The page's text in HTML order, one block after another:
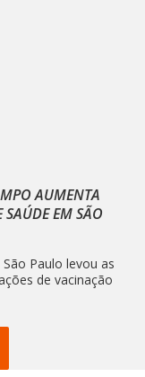
AUMENTA
SAÚDE EM SÃO
Paulo levou as
de vacinação